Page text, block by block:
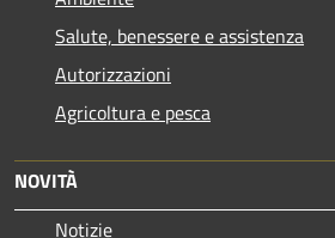
Salute, benessere e assistenza
Autorizzazioni
Agricoltura e pesca
NOVITÀ
Notizie